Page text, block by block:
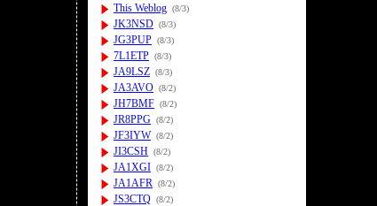
This Weblog (8/3)
JK3NSD (8/3)
JG3PUP (8/3)
7L1ETP (8/3)
JA9LSZ (8/3)
JA3AVO (8/2)
JH7BMF (8/2)
JR8PPG (8/2)
JF3IYW (8/2)
JI3CSH (8/2)
JA1XGI (8/2)
JA1AFR (8/2)
JS3CTQ (8/2)